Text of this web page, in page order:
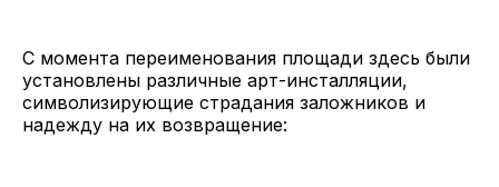
С момента переименования площади здесь были
установлены различные арт-инсталляции,
символизирующие страдания заложников и
надежду на их возвращение: